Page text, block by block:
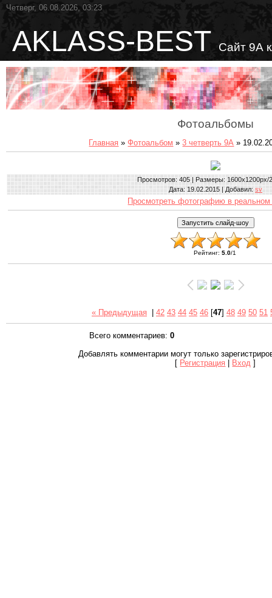
Четверг, 06.08.2026, 03:23
AKLASS-BEST Сайт 9А
Фотоальбомы
Главная »Фотоальбом »3 четверть 9А »
Просмотров: 405 | Размеры: 1600x1200px/
Дата: 19.02.2015 | Добавил: sv
Просмотреть фотографию в реальном
Рейтинг:5.0/1
« Предыдущая 42 43 44 45 46 [47] 48 49 50 51
Всего комментариев: 0
Добавлять комментарии могут только
[ Регистрация | Вход ]